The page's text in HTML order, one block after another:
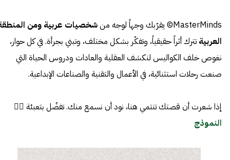
MasterMinds© يقرّبك وجهاً لوجه من
شخصيات عربية ومن
العربية تترك أثراً حقيقياً، وتفكّر بشكل مختلف، وتبني بجرأة. في كل حوار،
نغوص خلف الكواليس لنكشف العقلية والعادات ودروس الحياة التي
صنعت رحلات استثنائية، في الأعمال والتقنية والصناعات الإبداعية.
إذا شعرت أن قصتك تنتمي هنا، نود أن نسمع منك. تفضّل بتعبئة 👈🏼
النموذج